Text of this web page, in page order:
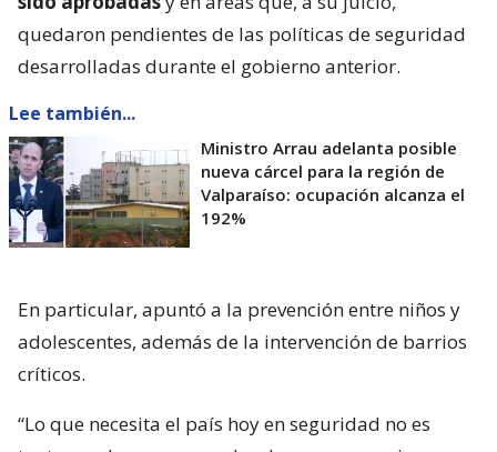
quedaron pendientes de las políticas de seguridad
desarrolladas durante el gobierno anterior.
Lee también...
Ministro Arrau adelanta posible
nueva cárcel para la región de
Valparaíso: ocupación alcanza el
192%
En particular, apuntó a la prevención entre niños y
adolescentes, además de la intervención de barrios
críticos.
“Lo que necesita el país hoy en seguridad no es